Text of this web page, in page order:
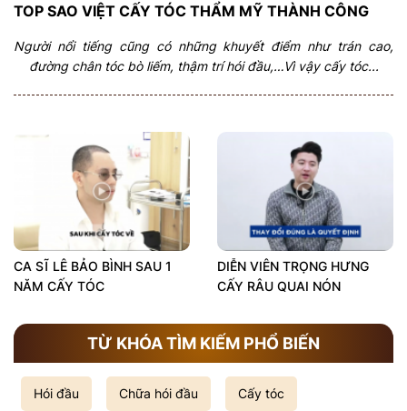
TOP SAO VIỆT CẤY TÓC THẨM MỸ THÀNH CÔNG
Người nổi tiếng cũng có những khuyết điểm như trán cao,
đường chân tóc bò liếm, thậm trí hói đầu,…Vì vậy cấy tóc...
CA SĨ LÊ BẢO BÌNH SAU 1
NĂM CẤY TÓC
DIỄN VIÊN TRỌNG HƯNG
CẤY RÂU QUAI NÓN
TỪ KHÓA TÌM KIẾM PHỔ BIẾN
Hói đầu Chữa hói đầu Cấy tóc